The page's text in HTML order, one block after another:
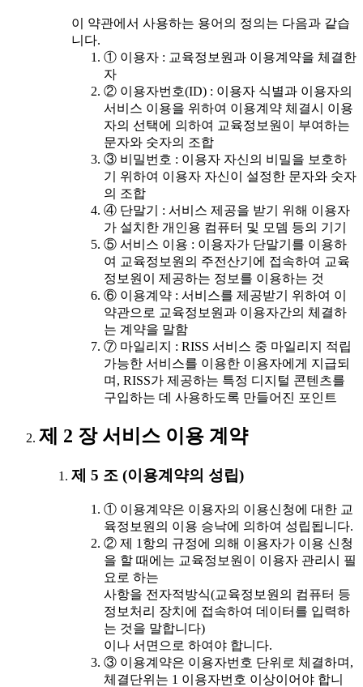
이 약관에서 사용하는 용어의 정의는 다음과 같습
니다.
① 이용자 : 교육정보원과 이용계약을 체결한
자
② 이용자번호(ID) : 이용자 식별과 이용자의
서비스 이용을 위하여 이용계약 체결시 이용
자의 선택에 의하여 교육정보원이 부여하는
문자와 숫자의 조합
③ 비밀번호 : 이용자 자신의 비밀을 보호하
기 위하여 이용자 자신이 설정한 문자와 숫자
의 조합
④ 단말기 : 서비스 제공을 받기 위해 이용자
가 설치한 개인용 컴퓨터 및 모뎀 등의 기기
⑤ 서비스 이용 : 이용자가 단말기를 이용하
여 교육정보원의 주전산기에 접속하여 교육
정보원이 제공하는 정보를 이용하는 것
⑥ 이용계약 : 서비스를 제공받기 위하여 이
약관으로 교육정보원과 이용자간의 체결하
는 계약을 말함
⑦ 마일리지 : RISS 서비스 중 마일리지 적립
가능한 서비스를 이용한 이용자에게 지급되
며, RISS가 제공하는 특정 디지털 콘텐츠를
구입하는 데 사용하도록 만들어진 포인트
제 2 장 서비스 이용 계약
제 5 조 (이용계약의 성립)
① 이용계약은 이용자의 이용신청에 대한 교
육정보원의 이용 승낙에 의하여 성립됩니다.
② 제 1항의 규정에 의해 이용자가 이용 신청
을 할 때에는 교육정보원이 이용자 관리시 필
요로 하는
사항을 전자적방식(교육정보원의 컴퓨터 등
정보처리 장치에 접속하여 데이터를 입력하
는 것을 말합니다)
이나 서면으로 하여야 합니다.
③ 이용계약은 이용자번호 단위로 체결하며,
체결단위는 1 이용자번호 이상이어야 합니